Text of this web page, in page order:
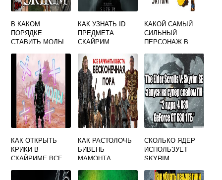
В КАКОМ
ПОРЯДКЕ
СТАВИТЬ МОДЫ
КАК УЗНАТЬ ID
ПРЕДМЕТА
СКАЙРИМ
КАКОЙ САМЫЙ
СИЛЬНЫЙ
ПЕРСОНАЖ В
КАК ОТКРЫТЬ
КРИКИ В
СКАЙРИМЕ ВСЕ
КАК РАСТОЛОЧЬ
БИВЕНЬ
МАМОНТА
СКОЛЬКО ЯДЕР
ИСПОЛЬЗУЕТ
SKYRIM